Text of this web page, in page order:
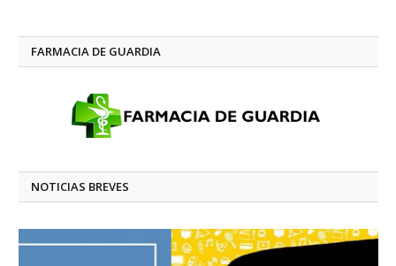
FARMACIA DE GUARDIA
NOTICIAS BREVES